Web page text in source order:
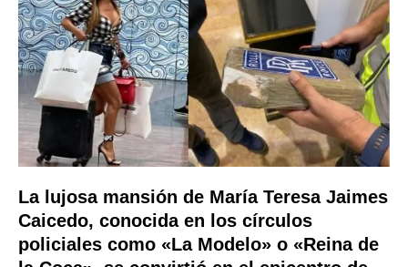
La lujosa mansión de María Teresa Jaimes
Caicedo, conocida en los círculos
policiales como «La Modelo» o «Reina de